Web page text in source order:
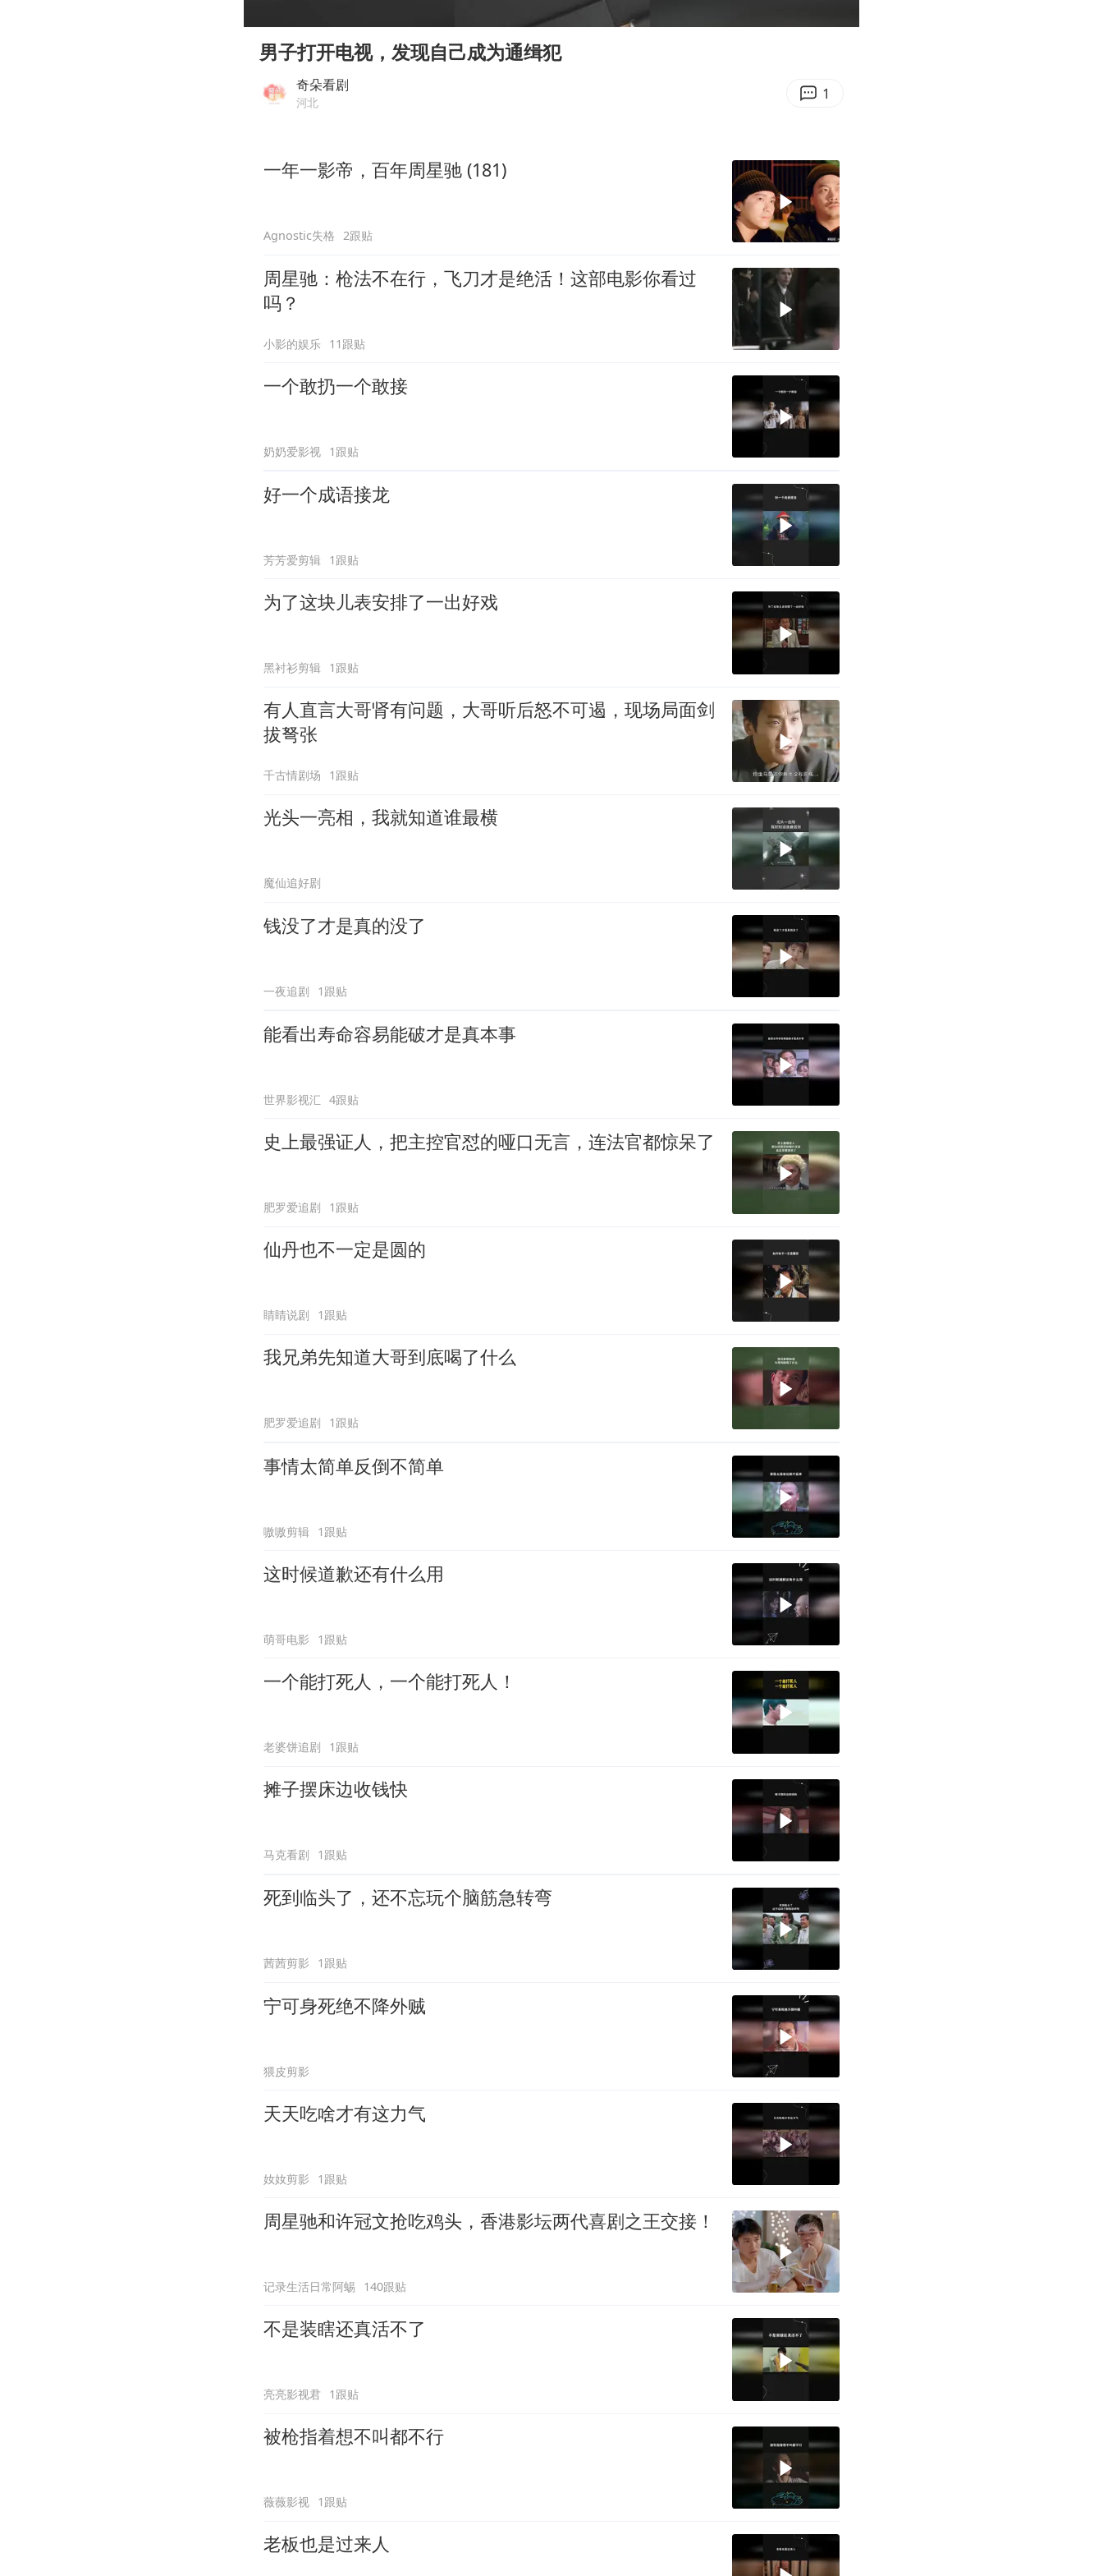
酒店回应车内过夜被收150元
杭州全市有序停课
全民健身事业高质量发展
男子打开电视，发现自己成为通缉犯
奇朵看剧
河北 1
一年一影帝，百年周星驰 (181)
Agnostic失格 2跟贴
周星驰：枪法不在行，飞刀才是绝活！这部电影你看过
吗？
小影的娱乐 11跟贴
一个敢扔一个敢接
奶奶爱影视 1跟贴
好一个成语接龙
芳芳爱剪辑 1跟贴
为了这块儿表安排了一出好戏
黑衬衫剪辑 1跟贴
有人直言大哥肾有问题，大哥听后怒不可遏，现场局面剑
拔弩张
千古情剧场 1跟贴
光头一亮相，我就知道谁最横
魔仙追好剧
钱没了才是真的没了
一夜追剧 1跟贴
能看出寿命容易能破才是真本事
世界影视汇 4跟贴
史上最强证人，把主控官怼的哑口无言，连法官都惊呆了
肥罗爱追剧 1跟贴
仙丹也不一定是圆的
睛睛说剧 1跟贴
我兄弟先知道大哥到底喝了什么
肥罗爱追剧 1跟贴
事情太简单反倒不简单
嗷嗷剪辑 1跟贴
这时候道歉还有什么用
萌哥电影 1跟贴
一个能打死人，一个能打死人！
老婆饼追剧 1跟贴
摊子摆床边收钱快
马克看剧 1跟贴
死到临头了，还不忘玩个脑筋急转弯
茜茜剪影 1跟贴
宁可身死绝不降外贼
猥皮剪影
天天吃啥才有这力气
奻奻剪影 1跟贴
周星驰和许冠文抢吃鸡头，香港影坛两代喜剧之王交接！
记录生活日常阿蜴 140跟贴
不是装瞎还真活不了
亮亮影视君 1跟贴
被枪指着想不叫都不行
薇薇影视 1跟贴
老板也是过来人